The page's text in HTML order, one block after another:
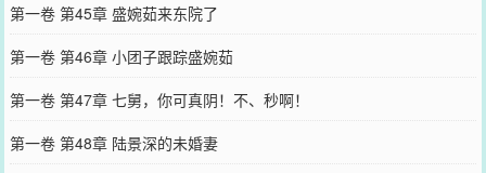
第一卷 第45章 盛婉茹来东院了
第一卷 第46章 小团子跟踪盛婉茹
第一卷 第47章 七舅，你可真阴！不、秒啊！
第一卷 第48章 陆景深的未婚妻